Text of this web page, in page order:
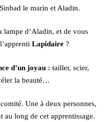
le marin et Aladin.
lampe d’Aladin, et de vous
Lapidaire ?
d’un joyau : tailler, scier,
la beauté…
Une à deux personnes,
long de cet apprentissage.